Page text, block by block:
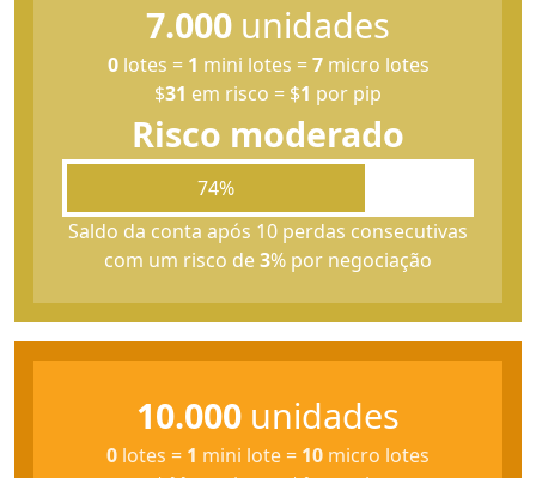
7.000 unidades
0lotes = 1 mini lotes =7micro lotes
$31 em risco = $1 por pip
Risco moderado
74%
Saldo da conta após 10 perdas consecutivas
com um risco de3% por negociação
10.000 unidades
0 lotes = 1 mini lote = 10 micro lotes